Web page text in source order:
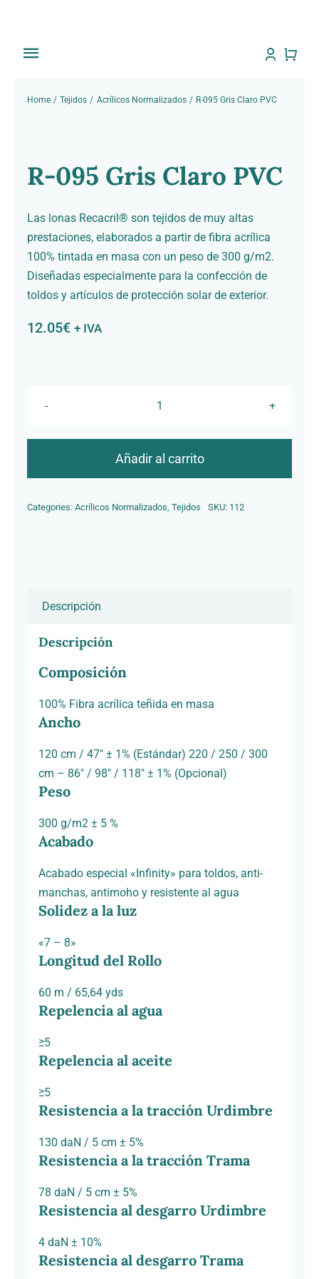
contenido
Toggle
Inicio
Sobre Nosotros
Trabajos
Toldos
Noti Toldos
Contacto
Home Tejidos Acrílicos Normalizados R-095 Gris Claro PVC
R-095 Gris Claro PVC
Las lonas Recacril® son tejidos de muy altas
prestaciones, elaborados a partir de fibra acrílica
100% tintada en masa con un peso de 300 g/m2.
Diseñadas especialmente para la confección de
toldos y artículos de protección solar de exterior.
12.05€ + IVA
R-
Gris
cantidad
Añadir al carrito
Categories: Acrílicos Normalizados Tejidos SKU: 112
Descripción
Descripción
Composición
100% Fibra acrílica teñida en masa
Ancho
120 cm / 47″ ± 1% (Estándar) 220 / 250 / 300
cm – 86″ / 98″ / 118″ ± 1% (Opcional)
Peso
300 g/m2 ± 5 %
Acabado
Acabado especial «Infinity» para toldos, anti-
manchas, antimoho y resistente al agua
Solidez a la luz
«7 – 8»
Longitud del Rollo
60 m / 65,64 yds
Repelencia al agua
≥5
Repelencia al aceite
≥5
Resistencia a la tracción Urdimbre
130 daN / 5 cm ± 5%
Resistencia a la tracción Trama
78 daN / 5 cm ± 5%
Resistencia al desgarro Urdimbre
4 daN ± 10%
Resistencia al desgarro Trama